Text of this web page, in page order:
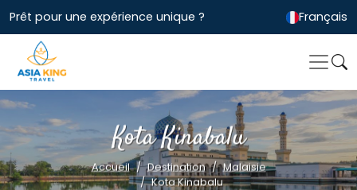
Prêt pour une expérience unique ? Français
Kota Kinabalu
Accueil Destination
Malaisie
Kota Kinabalu